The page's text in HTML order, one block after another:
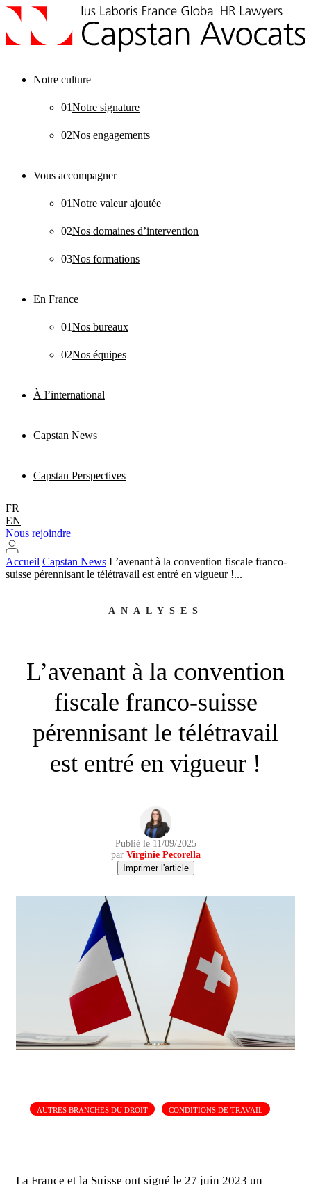
Notre culture
01Notre signature
02Nos engagements
Vous accompagner
01Notre valeur ajoutée
02Nos domaines d’intervention
03Nos formations
En France
01Nos bureaux
02Nos équipes
À l’international
Capstan News
Capstan Perspectives
FR
EN
Nous rejoindre
Accueil Capstan News L’avenant à la convention fiscale franco-
suisse pérennisant le télétravail est entré en vigueur !...
ANALYSES
L’avenant à la convention
fiscale franco-suisse
pérennisant le télétravail
est entré en vigueur !
Publié le 11/09/2025
par Virginie Pecorella
Imprimer l'article
AUTRES BRANCHES DU DROIT CONDITIONS DE TRAVAIL
La France et la Suisse ont signé le 27 juin 2023 un